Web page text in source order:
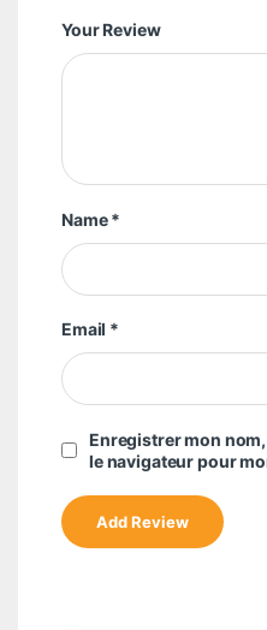
Your Review
Name*
Email *
Enregistrer mon
le navigateur pour